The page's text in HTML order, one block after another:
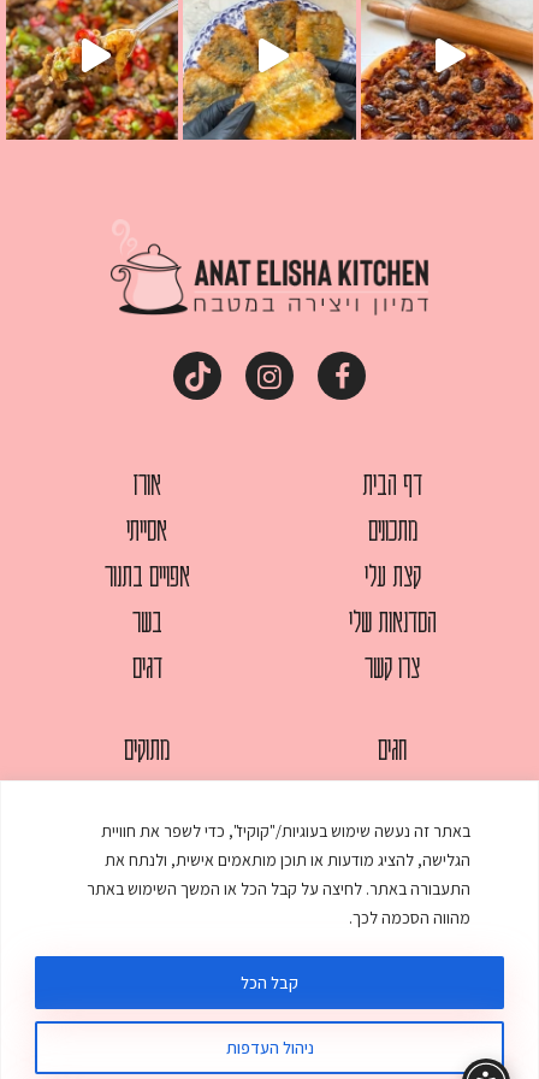
באתר זה נעשה שימוש בעוגיות/"קוקיז", כדי לשפר את חוויית
הגלישה, להציג מודעות או תוכן מותאמים אישית, ולנתח את
התעבורה באתר. לחיצה על קבל הכל או המשך השימוש באתר
מהווה הסכמה לכך.
ניהול העדפות
קבל הכל
דף הבית
מתכונים
קצת עלי
הסדנאות שלי
צרו קשר
אורז
אסייתי
אפויים בתנור
בשר
דגים
חגים
מאפים
ממולאים
מרקים
מתוקים
עוגות
עוף
© כל הזכויות שמורות לענת אלישע | עיצוב ובניית אתר